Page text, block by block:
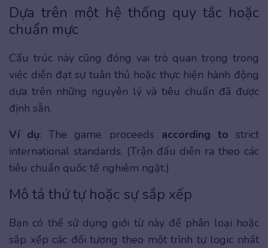
Dựa trên một hệ thống quy tắc hoặc
chuẩn mực
Cấu trúc này cũng đóng vai trò quan trọng trong
việc diễn đạt sự tuân thủ hoặc thực hiện hành động
dựa trên những nguyên lý và tiêu chuẩn đã được
định sẵn.
Ví dụ: The game proceeds according to strict
international standards. (Trận đấu diễn ra theo các
tiêu chuẩn quốc tế nghiêm ngặt.)
Mô tả thứ tự hoặc sự sắp xếp
Bạn có thể sử dụng giới từ này để phân loại hoặc
sắp xếp các đối tượng theo một trình tự logic nhất